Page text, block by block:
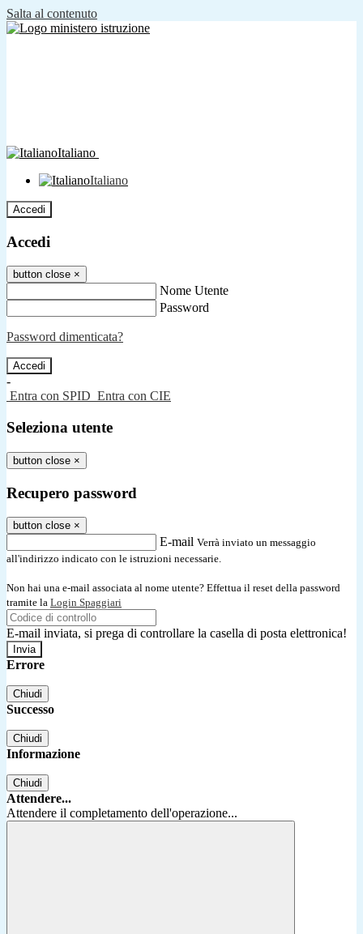
Salta al contenuto
Italiano
Italiano
Accedi
Accedi
button close ×
Nome Utente
Password
Password dimenticata?
-
Entra con SPID Entra con CIE
Seleziona utente
button close ×
Recupero password
button close ×
E-mail Verrà inviato un messaggio
all'indirizzo indicato con le istruzioni necessarie.
Non hai una e-mail associata al nome utente? Effettua il reset della password
tramite la Login Spaggiari
E-mail inviata, si prega di controllare la casella di posta elettronica!
Errore
Chiudi
Successo
Chiudi
Informazione
Chiudi
Attendere...
Attendere il completamento dell'operazione...